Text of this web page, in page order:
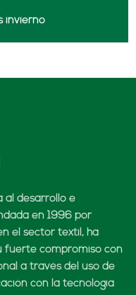
invierno
al desarrollo e
en 1996 por
el sector textil, ha
fuerte compromiso con
a través del uso de
con la tecnología